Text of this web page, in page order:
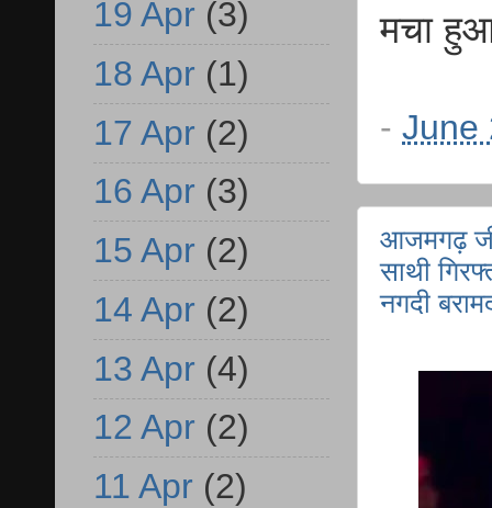
मचा
- June
आजमगढ़
साथी
नगदी
19 Apr (3)
18 Apr (1)
17 Apr (2)
16 Apr (3)
15 Apr (2)
14 Apr (2)
13 Apr (4)
12 Apr (2)
11 Apr (2)